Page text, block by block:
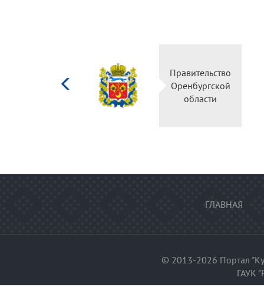
Российской
Правительство
Оренбургской
области
ГЛАВНАЯ
© 2013-2026 Портал
ГАУК